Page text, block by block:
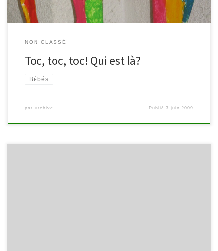
NON CLASSÉ
Toc, toc, toc! Qui est là?
Bébés
par Archive Publié3 juin 2009